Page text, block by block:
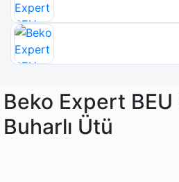
Beko Expert
Buharlı Ütü